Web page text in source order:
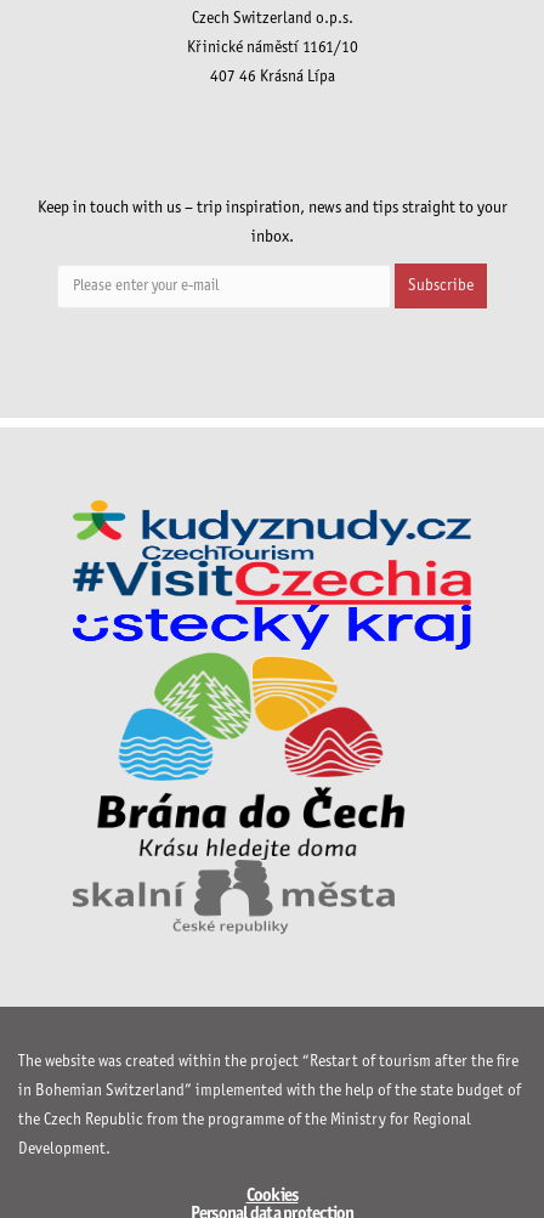
Czech Switzerland o.p.s.
Křinické náměstí 1161/10
407 46 Krásná Lípa
Keep in touch with us – trip inspiration, news and tips straight to your
inbox.
Subscribe
The website was created within the project “Restart of tourism after the fire
in Bohemian Switzerland” implemented with the help of the state budget of
the Czech Republic from the programme of the Ministry for Regional
Development.
Cookies
Personal data protection